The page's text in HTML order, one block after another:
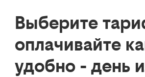
Выберите
оплачивайте
удобно - день